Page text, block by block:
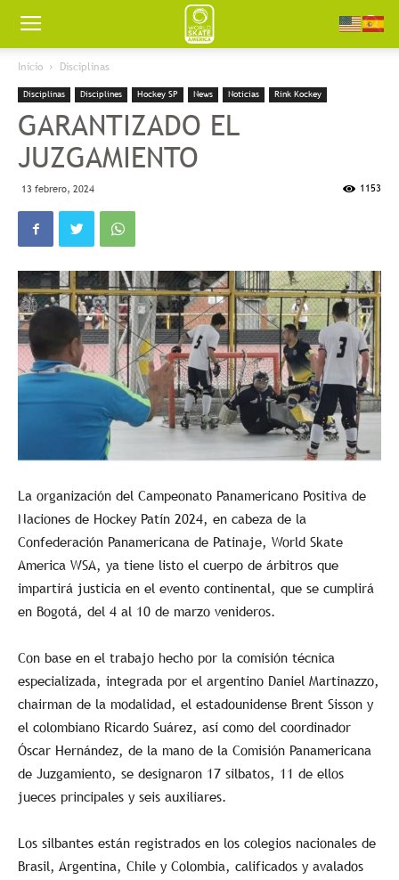
Worldskate
America
Inicio Disciplinas
Disciplinas Disciplines Hockey SP News Noticias Rink Kockey
GARANTIZADO EL
JUZGAMIENTO
13 febrero, 2024 1153
La organización del Campeonato Panamericano Positiva de
Naciones de Hockey Patín 2024, en cabeza de la
Confederación Panamericana de Patinaje, World Skate
America WSA, ya tiene listo el cuerpo de árbitros que
impartirá justicia en el evento continental, que se cumplirá
en Bogotá, del 4 al 10 de marzo venideros.
Con base en el trabajo hecho por la comisión técnica
especializada, integrada por el argentino Daniel Martinazzo,
chairman de la modalidad, el estadounidense Brent Sisson y
el colombiano Ricardo Suárez, así como del coordinador
Óscar Hernández, de la mano de la Comisión Panamericana
de Juzgamiento, se designaron 17 silbatos, 11 de ellos
jueces principales y seis auxiliares.
Los silbantes están registrados en los colegios nacionales de
Brasil, Argentina, Chile y Colombia, calificados y avalados